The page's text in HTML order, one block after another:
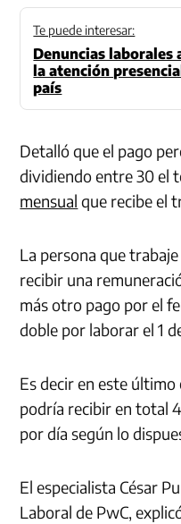
Te puede interesar:
Denuncias laborales
la atención
país
Detalló que el pago
dividiendo entre 30 el
mensual que recibe el
La persona que
recibir una
más otro pago por el
doble por laborar el 1
Es decir en este
podría recibir en total
por día según lo
El especialista César
Laboral de PwC,